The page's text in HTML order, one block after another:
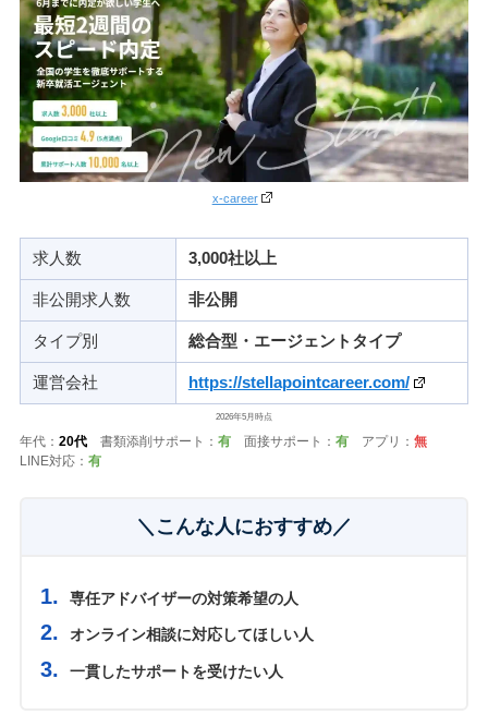
x-career
求人数 3,000社以上
非公開求人数 非公開
タイプ別 総合型・エージェントタイプ
運営会社 https://stellapointcareer.com/
2026年5月時点
年代： 20代書類添削サポート： 有面接サポート： 有アプリ： 無
LINE対応： 有
＼こんな人におすすめ／
専任アドバイザーの対策希望の人
オンライン相談に対応してほしい人
一貫したサポートを受けたい人